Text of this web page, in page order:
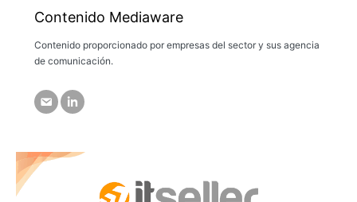
Contenido Mediaware
Contenido proporcionado por empresas del sector y sus agencia
de comunicación.